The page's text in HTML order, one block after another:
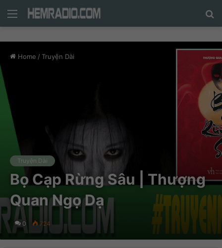
Menu
Home / Truyện Dài
Truyện Dài
Bọ Cạp Rừng Sâu | Thượng
Quan Ngọ Dạ
0 724